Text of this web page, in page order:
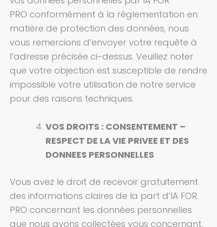
PRO conformément à la réglementation en
matière de protection des données, nous
vous remercions d’envoyer votre requête à
l’adresse précisée ci-dessus. Veuillez noter
que votre objection est susceptible de rendre
impossible votre utilisation de notre service
pour des raisons techniques.
VOS DROITS : CONSENTEMENT –
RESPECT DE LA VIE PRIVEE ET DES
DONNEES PERSONNELLES
Vous avez le droit de recevoir gratuitement
des informations claires de la part d’IA FOR
PRO concernant les données personnelles
que nous avons collectées vous concernant.